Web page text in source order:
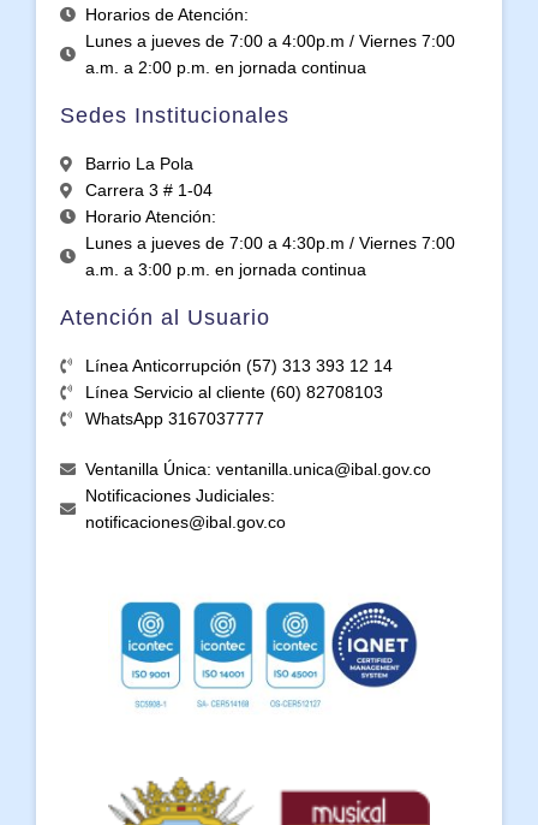
Horarios de Atención:
Lunes a jueves de 7:00 a 4:00p.m / Viernes 7:00
a.m. a 2:00 p.m. en jornada continua
Sedes Institucionales
Barrio La Pola
Carrera 3 # 1-04
Horario Atención:
Lunes a jueves de 7:00 a 4:30p.m / Viernes 7:00
a.m. a 3:00 p.m. en jornada continua
Atención al Usuario
Línea Anticorrupción (57) 313 393 12 14
Línea Servicio al cliente (60) 82708103
WhatsApp 3167037777
Ventanilla Única: ventanilla.unica@ibal.gov.co
Notificaciones Judiciales:
notificaciones@ibal.gov.co